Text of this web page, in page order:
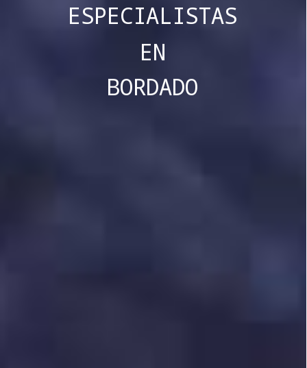
ESPECIALISTAS
EN
BORDADO